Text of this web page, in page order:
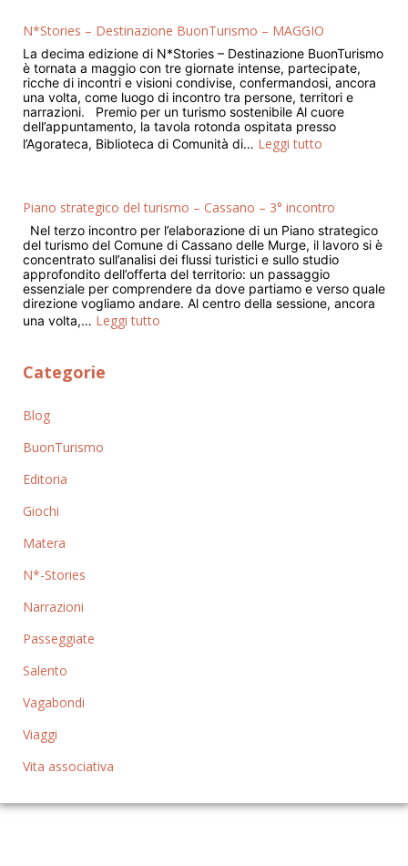
N*Stories – Destinazione BuonTurismo – MAGGIO
La decima edizione di N*Stories – Destinazione BuonTurismo
è tornata a maggio con tre giornate intense, partecipate,
ricche di incontri e visioni condivise, confermandosi, ancora
una volta, come luogo di incontro tra persone, territori e
narrazioni. Premio per un turismo sostenibile Al cuore
dell’appuntamento, la tavola rotonda ospitata presso
l’Agorateca, Biblioteca di Comunità di… Leggi tutto
Piano strategico del turismo – Cassano – 3° incontro
Nel terzo incontro per l’elaborazione di un Piano strategico
del turismo del Comune di Cassano delle Murge, il lavoro si è
concentrato sull’analisi dei flussi turistici e sullo studio
approfondito dell’offerta del territorio: un passaggio
essenziale per comprendere da dove partiamo e verso quale
direzione vogliamo andare. Al centro della sessione, ancora
una volta,… Leggi tutto
Categorie
Blog
BuonTurismo
Editoria
Giochi
Matera
N*-Stories
Narrazioni
Passeggiate
Salento
Vagabondi
Viaggi
Vita associativa